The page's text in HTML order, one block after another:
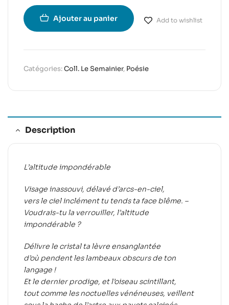
Ajouter au panier Add to wishlist
Catégories:Coll. Le Semainier, Poésie
Description
L’altitude impondérable
Visage inassouvi, délavé d’arcs-en-ciel,
vers le ciel inclément tu tends ta face blême. –
Voudrais-tu la verrouiller, l’altitude
impondérable ?
Délivre le cristal ta lèvre ensanglantée
d’où pendent les lambeaux obscurs de ton
langage !
Et le dernier prodige, et l’oiseau scintillant,
tout comme les noctuelles vénéneuses, veillent